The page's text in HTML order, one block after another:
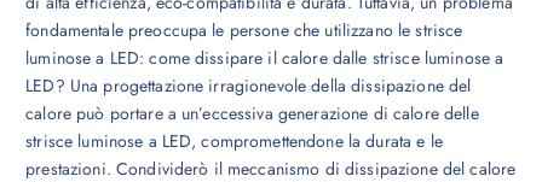
fondamentale preoccupa le persone che utilizzano le strisce
luminose a LED: come dissipare il calore dalle strisce luminose a
LED? Una progettazione irragionevole della dissipazione del
calore può portare a un’eccessiva generazione di calore delle
strisce luminose a LED, compromettendone la durata e le
prestazioni. Condividerò il meccanismo di dissipazione del calore